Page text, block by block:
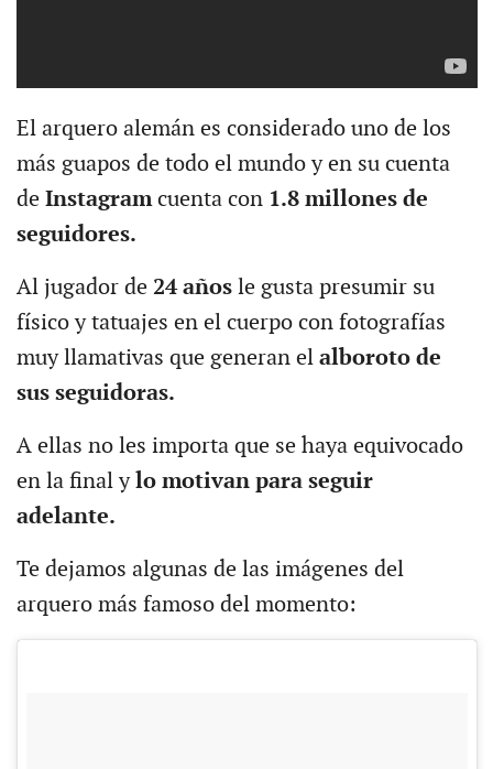
El arquero alemán es considerado uno de los
más guapos de todo el mundo y en su cuenta
deInstagramcuenta con 1.8 millones de
seguidores.
Al jugador de 24 añosle gusta presumir su
físico y tatuajes en el cuerpo con fotografías
muy llamativas que generan el alboroto de
sus seguidoras.
A ellas no les importa que se haya equivocado
en la final ylo motivan para seguir
adelante.
Te dejamos algunas de las imágenes del
arquero más famoso del momento: